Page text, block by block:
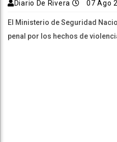
Diario De Rivera 07 Ago
El Ministerio de Seguridad
penal por los hechos de